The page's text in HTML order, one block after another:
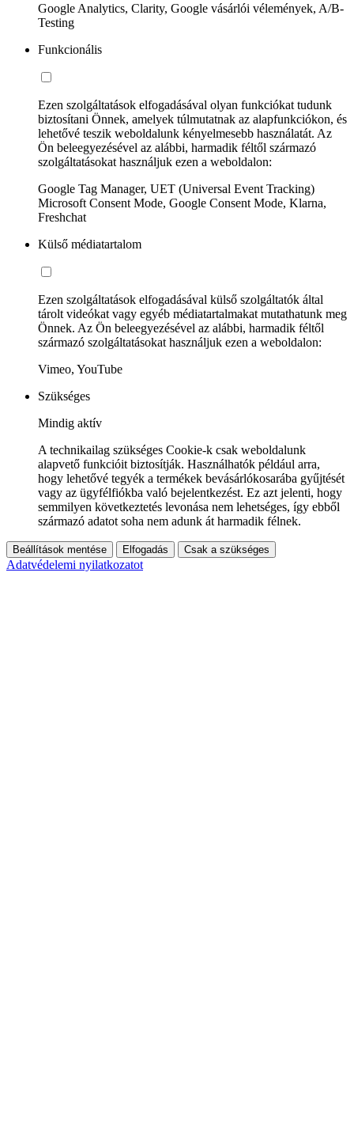
Google Analytics, Clarity, Google vásárlói vélemények, A/B-
Testing
Funkcionális
Ezen szolgáltatások elfogadásával olyan funkciókat tudunk
biztosítani Önnek, amelyek túlmutatnak az alapfunkciókon, és
lehetővé teszik weboldalunk kényelmesebb használatát. Az
Ön beleegyezésével az alábbi, harmadik féltől származó
szolgáltatásokat használjuk ezen a weboldalon:
Google Tag Manager, UET (Universal Event Tracking)
Microsoft Consent Mode, Google Consent Mode, Klarna,
Freshchat
Külső médiatartalom
Ezen szolgáltatások elfogadásával külső szolgáltatók által
tárolt videókat vagy egyéb médiatartalmakat mutathatunk meg
Önnek. Az Ön beleegyezésével az alábbi, harmadik féltől
származó szolgáltatásokat használjuk ezen a weboldalon:
Vimeo, YouTube
Szükséges
Mindig aktív
A technikailag szükséges Cookie-k csak weboldalunk
alapvető funkcióit biztosítják. Használhatók például arra,
hogy lehetővé tegyék a termékek bevásárlókosarába gyűjtését
vagy az ügyfélfiókba való bejelentkezést. Ez azt jelenti, hogy
semmilyen következtetés levonása nem lehetséges, így ebből
származó adatot soha nem adunk át harmadik félnek.
Beállítások mentése Elfogadás Csak a szükséges
Adatvédelemi nyilatkozatot